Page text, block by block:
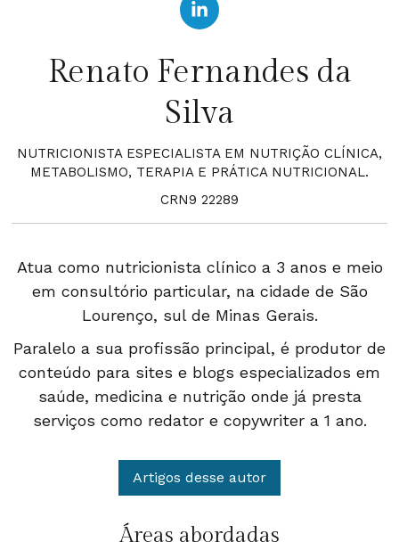
Renato Fernandes da
Silva
NUTRICIONISTA ESPECIALISTA EM NUTRIÇÃO CLÍNICA,
METABOLISMO, TERAPIA E PRÁTICA NUTRICIONAL.
CRN9 22289
Atua como nutricionista clínico a 3 anos e meio
em consultório particular, na cidade de São
Lourenço, sul de Minas Gerais.
Paralelo a sua profissão principal, é produtor de
conteúdo para sites e blogs especializados em
saúde, medicina e nutrição onde já presta
serviços como redator e copywriter a 1 ano.
Artigos desse autor
Áreas abordadas